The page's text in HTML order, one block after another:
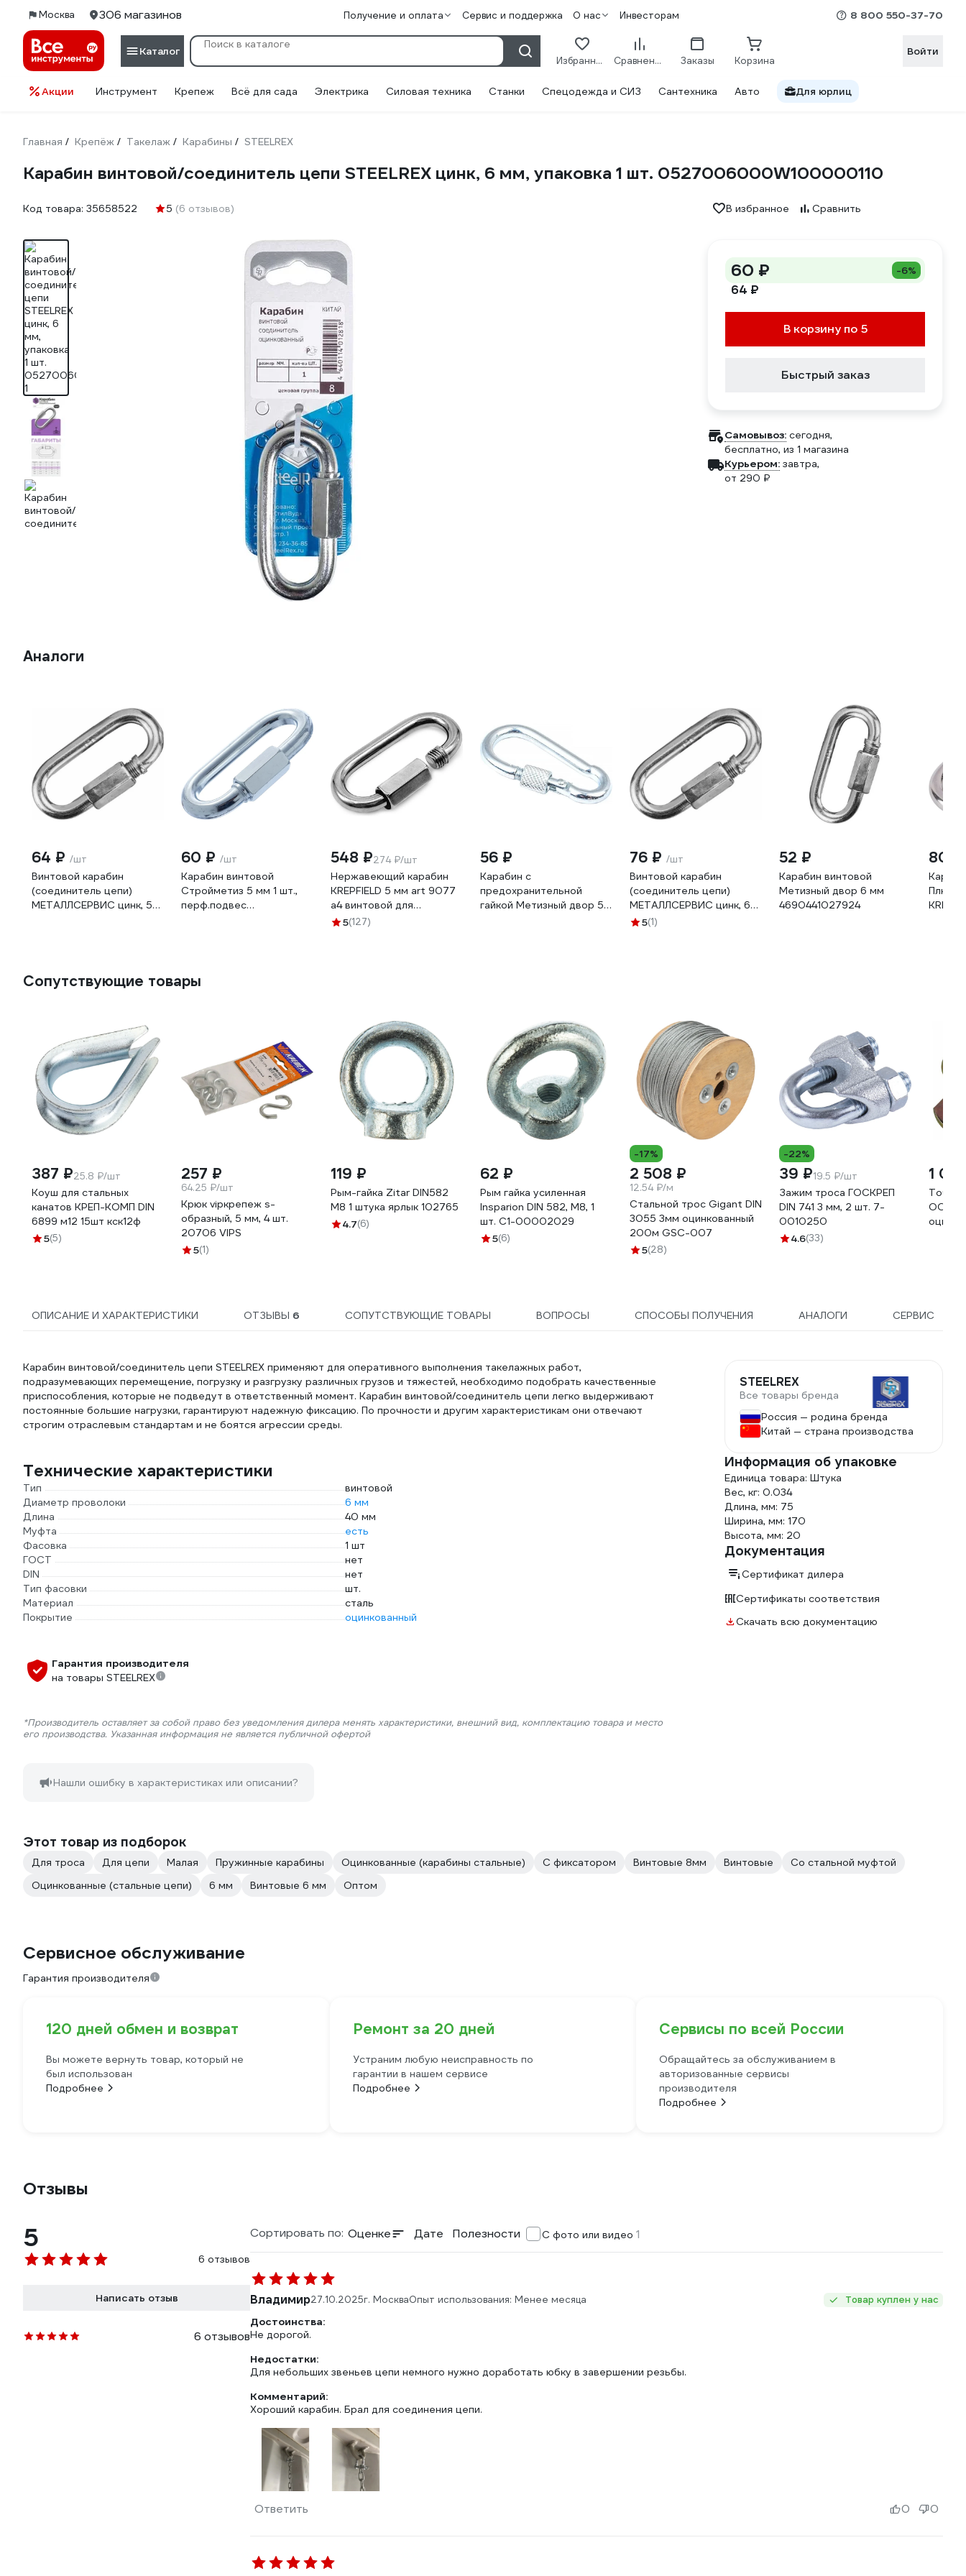
Москва 306 магазинов Получение и оплата Сервис и поддержка О нас Инвесторам 8 800 550-37-70
Каталог
Избранное Сравнение Заказы Корзина
Войти
Акции Инструмент Крепеж Всё для сада Электрика Силовая техника Станки Спецодежда и СИЗ Сантехника Авто Для юрлиц
Главная / Крепёж / Такелаж / Карабины / STEELREX
Карабин винтовой/соединитель цепи STEELREX цинк, 6 мм, упаковка 1 шт. 0527006000W100000110
Код товара: 35658522 5 (6 отзывов) В избранное Сравнить
60 ₽ -6%
64 ₽
В корзину по 5
Быстрый заказ
Самовывоз: сегодня,
бесплатно, из 1 магазина
Курьером: завтра,
от 290 ₽
Аналоги
64 ₽ /шт
Винтовой карабин
(соединитель цепи)
МЕТАЛЛСЕРВИС цинк, 5
60 ₽ /шт
Карабин винтовой
Стройметиз 5 мм 1 шт.,
перф.подвес
548 ₽274 ₽/шт
Нержавеющий карабин
KREPFIELD 5 мм art 9077
а4 винтовой для
соединения цепей 2 шт.
5(127)
56 ₽
Карабин с
предохранительной
гайкой Метизный двор 5
76 ₽ /шт
Винтовой карабин
(соединитель цепи)
МЕТАЛЛСЕРВИС цинк, 6
мм, 1 шт. МС 1237091
5(1)
52 ₽
Карабин винтовой
Метизный двор 6 мм
4690441027924
800
Плюс
KRP-
Сопутствующие товары
387 ₽25.8 ₽/шт
Коуш для стальных
канатов КРЕП-КОМП DIN
6899 м12 15шт кск12ф
5(5)
257 ₽
64.25 ₽/шт
Крюк vipкрепеж s-
образный, 5 мм, 4 шт.
20706 VIPS
5(1)
119 ₽
Рым-гайка Zitar DIN582
М8 1 штука ярлык 102765
4.7(6)
62 ₽
Рым гайка усиленная
Insparion DIN 582, М8, 1
шт. С1-00002029
5(6)
-17%
2 508 ₽
12.54 ₽/м
Стальной трос Gigant DIN
3055 3мм оцинкованный
200м GSC-007
5(28)
-22%
39 ₽19.5 ₽/шт
Зажим троса ГОСКРЕП
DIN 741 3 мм, 2 шт. 7-
0010250
4.6(33)
1
Точка
ООО
оцинк.
ОПИСАНИЕ И ХАРАКТЕРИСТИКИ ОТЗЫВЫ 6 СОПУТСТВУЮЩИЕ ТОВАРЫ ВОПРОСЫ СПОСОБЫ ПОЛУЧЕНИЯ АНАЛОГИ СЕРВИС
Карабин винтовой/соединитель цепи STEELREX применяют для оперативного выполнения такелажных работ,
подразумевающих перемещение, погрузку и разгрузку различных грузов и тяжестей, необходимо подобрать качественные
приспособления, которые не подведут в ответственный момент. Карабин винтовой/соединитель цепи легко выдерживают
постоянные большие нагрузки, гарантируют надежную фиксацию. По прочности и другим характеристикам они отвечают
строгим отраслевым стандартам и не боятся агрессии среды.
Технические характеристики
Тип
винтовой
Диаметр проволоки
6 мм
Длина
40 мм
Муфта
есть
Фасовка
1 шт
ГОСТ
нет
DIN
нет
Тип фасовки
шт.
Материал
сталь
Покрытие
оцинкованный
Гарантия производителя
на товары STEELREX
*Производитель оставляет за собой право без уведомления дилера менять характеристики, внешний вид, комплектацию товара и место
его производства. Указанная информация не является публичной офертой
Нашли ошибку в характеристиках или описании?
STEELREX
Все товары бренда
Россия — родина бренда
Китай — страна производства
Информация об упаковке
Единица товара: Штука
Вес, кг: 0.034
Длина, мм: 75
Ширина, мм: 170
Высота, мм: 20
Документация
Сертификат дилера
Сертификаты соответствия
Скачать всю документацию
Этот товар из подборок
Для троса Для цепи Малая Пружинные карабины Оцинкованные (карабины стальные) С фиксатором Винтовые 8мм Винтовые
Со стальной муфтой
Оцинкованные (стальные цепи)
6 мм Винтовые 6 мм Оптом
Сервисное обслуживание
Гарантия производителя
120 дней обмен и возврат
Вы можете вернуть товар, который не
был использован
Подробнее
Ремонт за 20 дней
Устраним любую неисправность по
гарантии в нашем сервисе
Подробнее
Сервисы по всей России
Обращайтесь за обслуживанием в
авторизованные сервисы
производителя
Подробнее
Отзывы
5
6 отзывов
Написать отзыв
6 отзывов
Сортировать по: Оценке Дате Полезности С фото или видео 1
Владимир27.10.2025г. МоскваОпыт использования: Менее месяца Товар куплен у нас
Достоинства:
Не дорогой.
Недостатки:
Для небольших звеньев цепи немного нужно доработать юбку в завершении резьбы.
Комментарий:
Хороший карабин. Брал для соединения цепи.
Ответить 0 0